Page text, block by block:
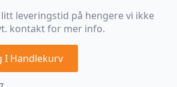
leveringstid på hengere vi ikke
kontakt for mer info.
I Handlekurv